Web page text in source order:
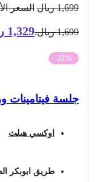
1,699 ريال السعر
1,699 ريال. 1,329
-22%
جلسة فيتامينات
اوكسي هيلث
طريق ابوبكر